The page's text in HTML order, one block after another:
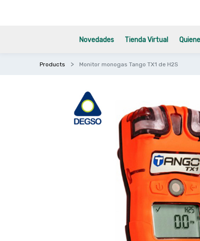
Novedades Tienda Virtual
Products Monitor monogas Tango TX1 de H2S